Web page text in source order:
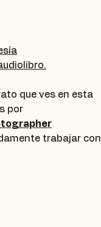
que ves en esta
por
trabajar con